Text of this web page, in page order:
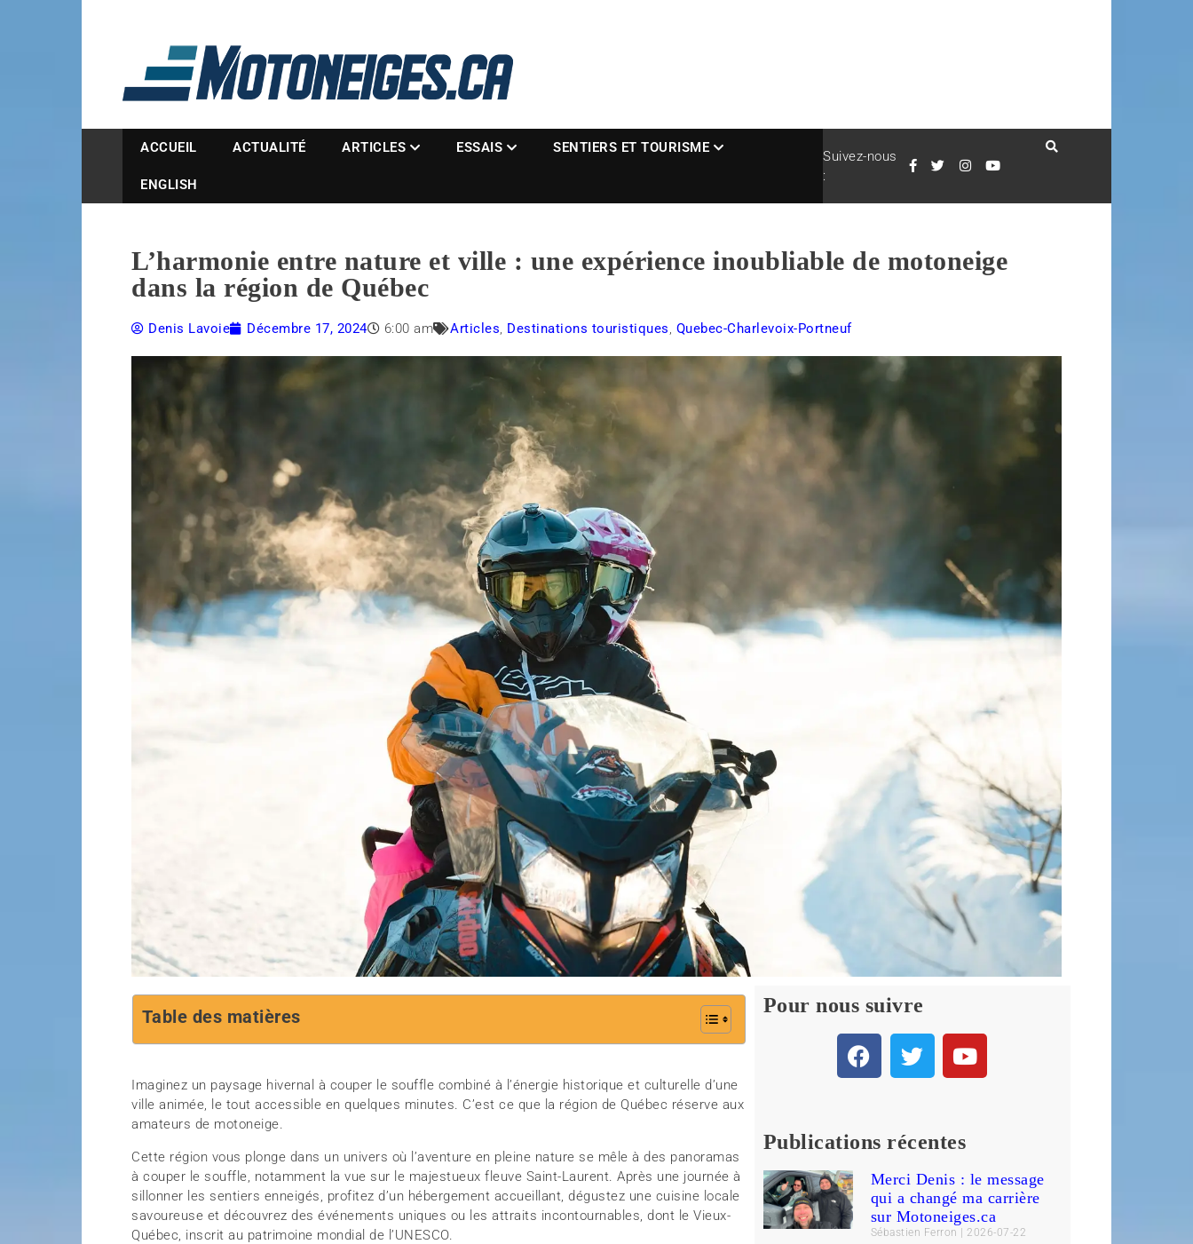
Magazine Motoneiges.ca
ACCUEIL ACTUALITÉ ARTICLES ESSAIS SENTIERS ET TOURISME
ENGLISH
Suivez-nous
:
L’harmonie entre nature et ville : une expérience inoubliable de motoneige
dans la région de Québec
Denis Lavoie Décembre 17, 2024 6:00 am Articles, Destinations touristiques, Quebec-Charlevoix-Portneuf
Table des matières
Imaginez un paysage hivernal à couper le souffle combiné à l’énergie historique et culturelle d’une
ville animée, le tout accessible en quelques minutes. C’est ce que la région de Québec réserve aux
amateurs de motoneige.
Cette région vous plonge dans un univers où l’aventure en pleine nature se mêle à des panoramas
à couper le souffle, notamment la vue sur le majestueux fleuve Saint-Laurent. Après une journée à
sillonner les sentiers enneigés, profitez d’un hébergement accueillant, dégustez une cuisine locale
savoureuse et découvrez des événements uniques ou les attraits incontournables, dont le Vieux-
Québec, inscrit au patrimoine mondial de l’UNESCO.
Pour nous suivre
Publications récentes
Merci Denis : le message
qui a changé ma carrière
sur Motoneiges.ca
Sébastien Ferron 2026-07-22